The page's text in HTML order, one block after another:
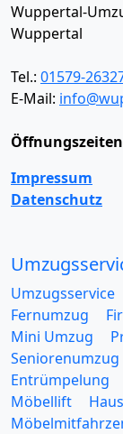
Wuppertal-
Wuppertal
Tel.: 01579-
E-Mail:
Impressum
Datenschutz
Umzugsservice
Fernumzug
Mini Umzug
Seniorenumzug
Entrümpelung
Möbellift